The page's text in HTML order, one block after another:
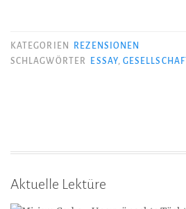
KATEGORIEN
REZENSIONEN
SCHLAGWÖRTER
ESSAY, GESELLSCHAFT
Aktuelle Lektüre